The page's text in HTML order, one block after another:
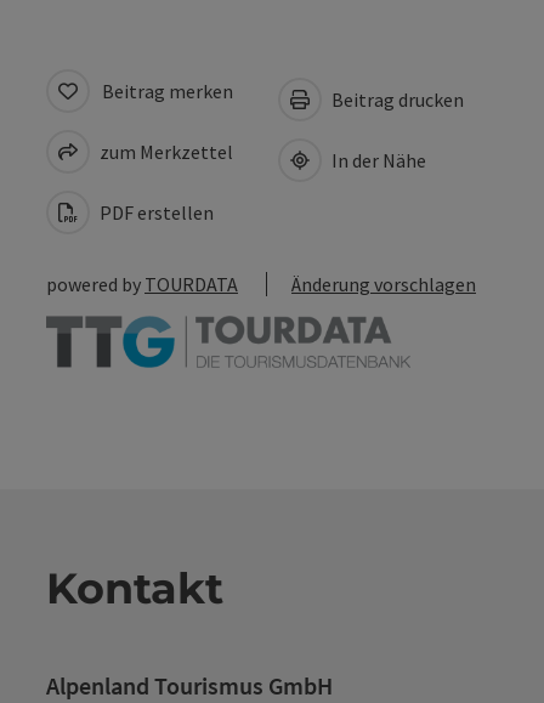
Beitrag merken
zum Merkzettel
PDF erstellen
Beitrag drucken
In der Nähe
powered by TOURDATA Änderung vorschlagen
Kontakt
Alpenland Tourismus GmbH